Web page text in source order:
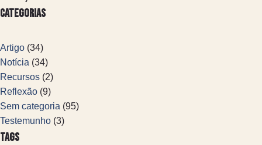
Categorias
Artigo (34)
Notícia (34)
Recursos (2)
Reflexão (9)
Sem categoria (95)
Testemunho (3)
Tags